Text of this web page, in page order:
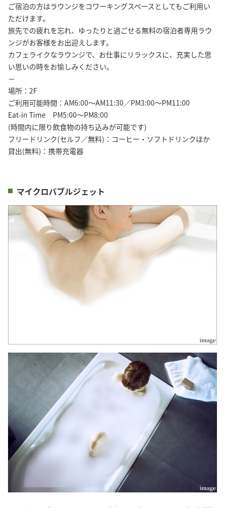
ご宿泊の方はラウンジをコワーキングスペースとしてもご利用い
ただけます。
旅先での疲れを忘れ、ゆったりと過ごせる無料の宿泊者専用ラウ
ンジがお客様をお出迎えします。
カフェライクなラウンジで、お仕事にリラックスに、充実した思
い思いの時をお愉しみください。
－
場所：2F
ご利用可能時間：AM6:00～AM11:30／PM3:00～PM11:00
Eat-in Time PM5:00～PM8:00
(時間内に限り飲食物の持ち込みが可能です)
フリードリンク(セルフ／無料)：コーヒー・ソフトドリンクほか
貸出(無料)：携帯充電器
マイクロバブルジェット